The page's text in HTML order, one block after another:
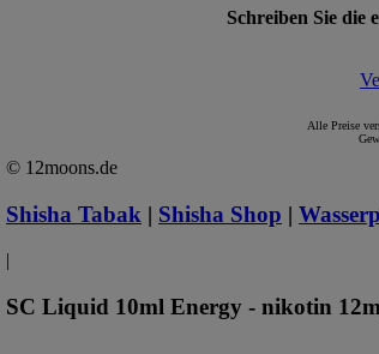
Schreiben Sie die
Alle Preise
© 12moons.de
Shisha Tabak | Shisha Shop |
|
SC Liquid 10ml Energy - nikotin